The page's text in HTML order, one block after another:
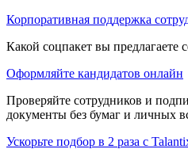
Корпоративная поддержка
Какой соцпакет вы предлагаете
Оформляйте кандидатов онлайн
Проверяйте сотрудников и
документы без бумаг и личных
Ускорьте подбор в 2 раза с